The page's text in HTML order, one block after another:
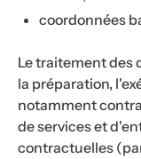
coordonnées
Le traitement des
la préparation,
notamment
de services et
contractuelles